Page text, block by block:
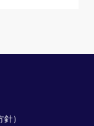
）